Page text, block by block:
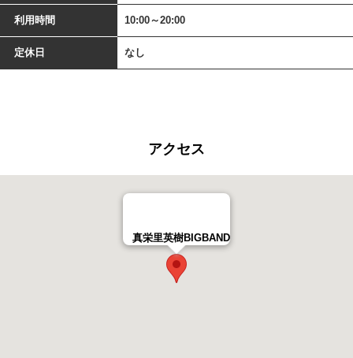
利用時間 10:00～20:00
定休日 なし
アクセス
真栄里英樹BIGBAND